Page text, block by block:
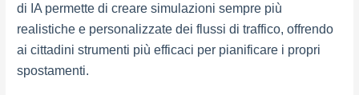
di IA permette di creare simulazioni sempre più
realistiche e personalizzate dei flussi di traffico, offrendo
ai cittadini strumenti più efficaci per pianificare i propri
spostamenti.